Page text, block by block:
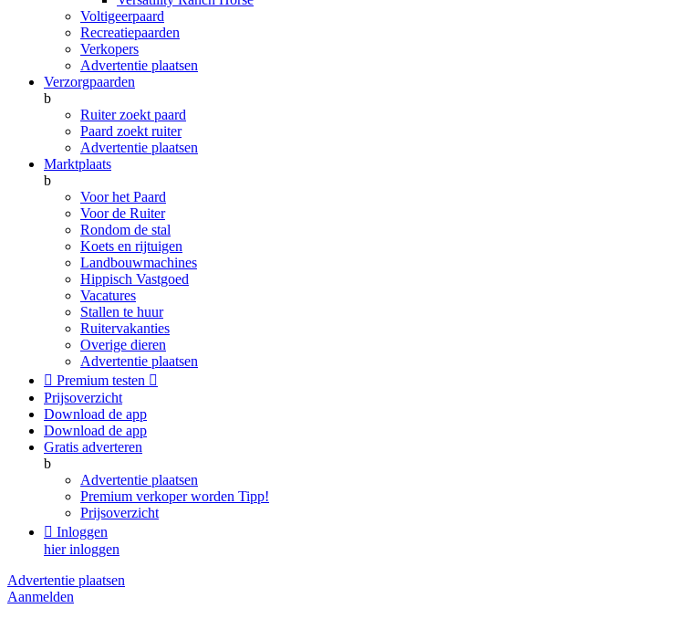
Voltigeerpaard
Recreatiepaarden
Verkopers
Advertentie plaatsen
Verzorgpaarden
b
Ruiter zoekt paard
Paard zoekt ruiter
Advertentie plaatsen
Marktplaats
b
Voor het Paard
Voor de Ruiter
Rondom de stal
Koets en rijtuigen
Landbouwmachines
Hippisch Vastgoed
Vacatures
Stallen te huur
Ruitervakanties
Overige dieren
Advertentie plaatsen
 Premium testen 
Prijsoverzicht
Download de app
Download de app
Gratis adverteren
b
Advertentie plaatsen
Premium verkoper worden Tipp!
Prijsoverzicht
 Inloggen
hier inloggen
Advertentie plaatsen
Aanmelden